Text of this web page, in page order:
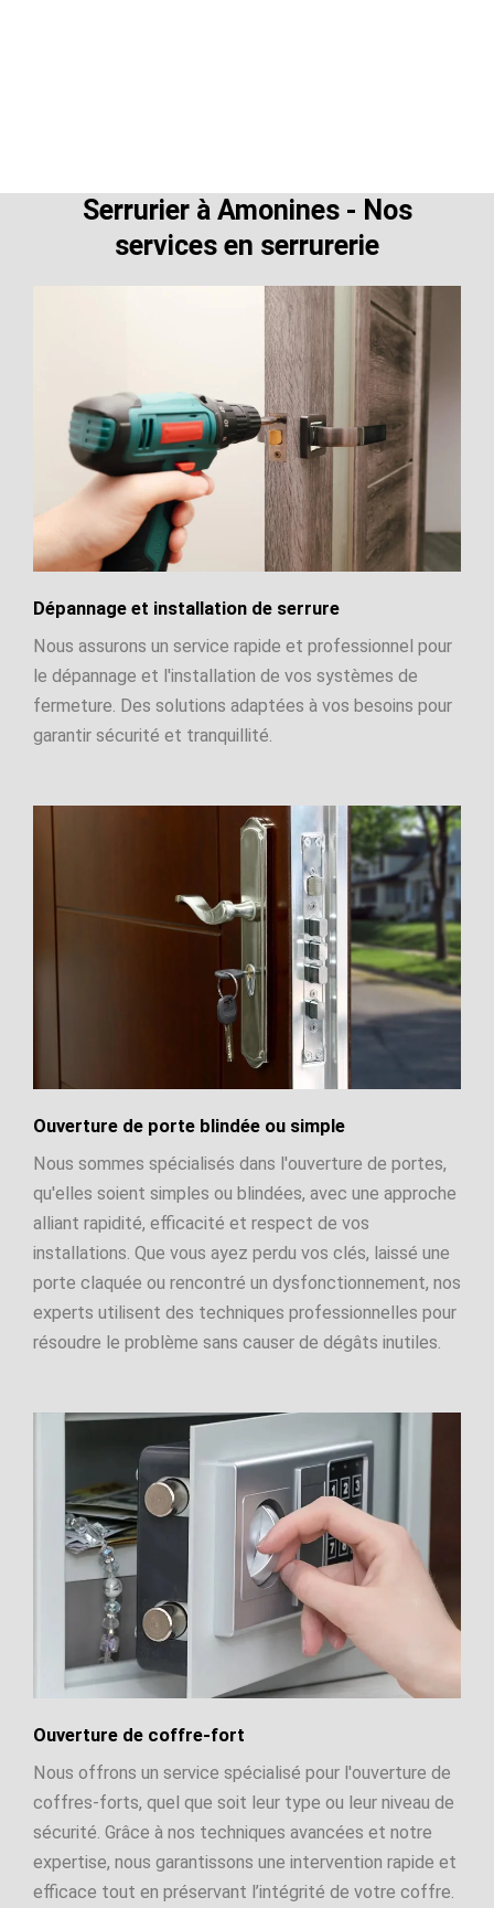
Serrurier à Amonines - Nos
services en serrurerie
Dépannage et installation de serrure
Nous assurons un service rapide et professionnel pour
le dépannage et l'installation de vos systèmes de
fermeture. Des solutions adaptées à vos besoins pour
garantir sécurité et tranquillité.
Ouverture de porte blindée ou simple
Nous sommes spécialisés dans l'ouverture de portes,
qu'elles soient simples ou blindées, avec une approche
alliant rapidité, efficacité et respect de vos
installations. Que vous ayez perdu vos clés, laissé une
porte claquée ou rencontré un dysfonctionnement, nos
experts utilisent des techniques professionnelles pour
résoudre le problème sans causer de dégâts inutiles.
Ouverture de coffre-fort
Nous offrons un service spécialisé pour l'ouverture de
coffres-forts, quel que soit leur type ou leur niveau de
sécurité. Grâce à nos techniques avancées et notre
expertise, nous garantissons une intervention rapide et
efficace tout en préservant l’intégrité de votre coffre.